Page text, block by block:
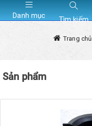
Danh mục Tìm kiếm
Trang chủ
Sản phẩm